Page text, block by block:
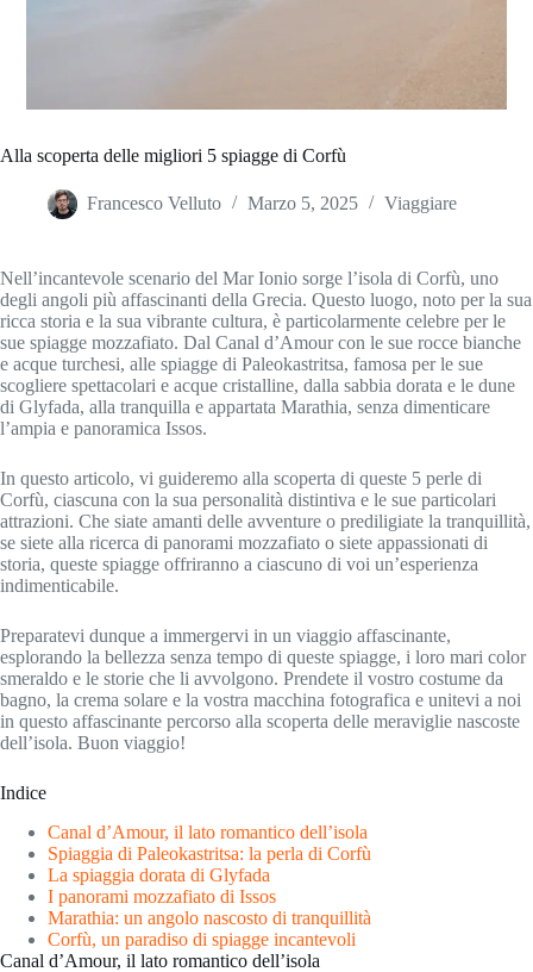
Alla scoperta delle migliori 5 spiagge di Corfù
Francesco Velluto Marzo 5, 2025 Viaggiare
Nell’incantevole scenario del Mar Ionio sorge l’isola di Corfù, uno
degli angoli più affascinanti della Grecia. Questo luogo, noto per la sua
ricca storia e la sua vibrante cultura, è particolarmente celebre per le
sue spiagge mozzafiato. Dal Canal d’Amour con le sue rocce bianche
e acque turchesi, alle spiagge di Paleokastritsa, famosa per le sue
scogliere spettacolari e acque cristalline, dalla sabbia dorata e le dune
di Glyfada, alla tranquilla e appartata Marathia, senza dimenticare
l’ampia e panoramica Issos.
In questo articolo, vi guideremo alla scoperta di queste 5 perle di
Corfù, ciascuna con la sua personalità distintiva e le sue particolari
attrazioni. Che siate amanti delle avventure o prediligiate la tranquillità,
se siete alla ricerca di panorami mozzafiato o siete appassionati di
storia, queste spiagge offriranno a ciascuno di voi un’esperienza
indimenticabile.
Preparatevi dunque a immergervi in un viaggio affascinante,
esplorando la bellezza senza tempo di queste spiagge, i loro mari color
smeraldo e le storie che li avvolgono. Prendete il vostro costume da
bagno, la crema solare e la vostra macchina fotografica e unitevi a noi
in questo affascinante percorso alla scoperta delle meraviglie nascoste
dell’isola. Buon viaggio!
Indice
Canal d’Amour, il lato romantico dell’isola
Spiaggia di Paleokastritsa: la perla di Corfù
La spiaggia dorata di Glyfada
I panorami mozzafiato di Issos
Marathia: un angolo nascosto di tranquillità
Corfù, un paradiso di spiagge incantevoli
Canal d’Amour, il lato romantico dell’isola